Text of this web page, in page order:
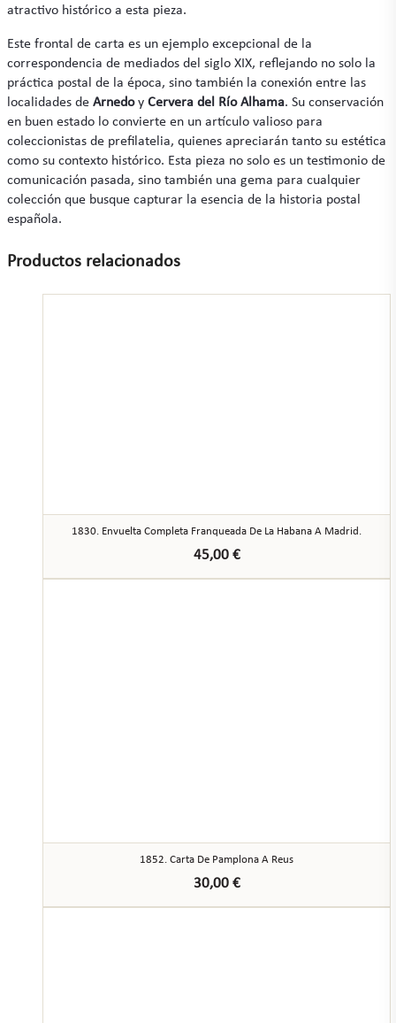
atractivo histórico a esta pieza.
Este frontal de carta es un ejemplo excepcional de la
correspondencia de mediados del siglo XIX, reflejando no solo la
práctica postal de la época, sino también la conexión entre las
localidades de Arnedoy Cervera del Río Alhama. Su conservación
en buen estado lo convierte en un artículo valioso para
coleccionistas de prefilatelia, quienes apreciarán tanto su estética
como su contexto histórico. Esta pieza no solo es un testimonio de
comunicación pasada, sino también una gema para cualquier
colección que busque capturar la esencia de la historia postal
española.
Productos relacionados
1830. Envuelta Completa Franqueada De La Habana A Madrid.
45,00 €
1852. Carta De Pamplona A Reus
30,00 €